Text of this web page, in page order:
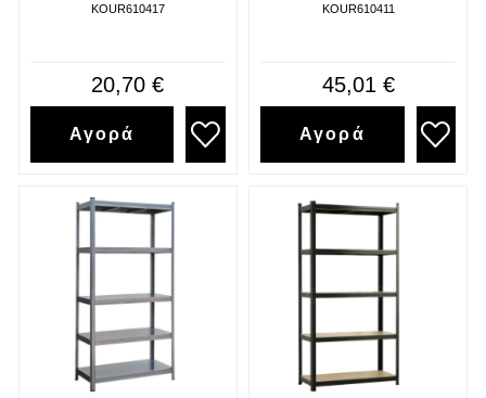
KOUR610417
20,70 €
Αγορά
KOUR610411
45,01 €
Αγορά